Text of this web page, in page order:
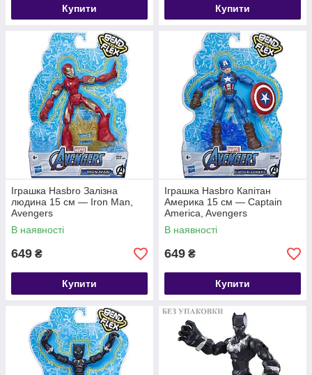
Купити Купити
Іграшка Hasbro Залізна
людина 15 см — Iron Man,
Avengers
В наявності
649 ₴
Купити
Іграшка Hasbro Капітан
Америка 15 см — Captain
America, Avengers
В наявності
649 ₴
Купити